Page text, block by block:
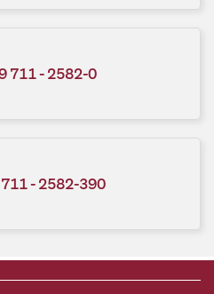
711 - 2582-0
- 2582-390